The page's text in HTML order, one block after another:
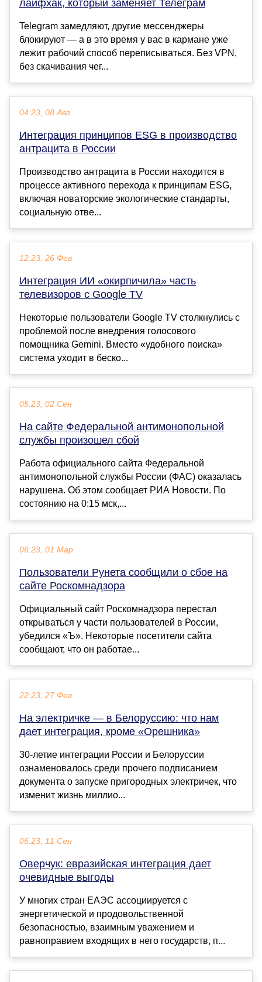
лайфхак, который заменяет Телеграм
Telegram замедляют, другие мессенджеры
блокируют — а в это время у вас в кармане уже
лежит рабочий способ переписываться. Без VPN,
без скачивания чег...
04:23, 08 Авг
Интеграция принципов ESG в производство
антрацита в России
Производство антрацита в России находится в
процессе активного перехода к принципам ESG,
включая новаторские экологические стандарты,
социальную отве...
12:23, 26 Фев
Интеграция ИИ «окирпичила» часть
телевизоров с Google TV
Некоторые пользователи Google TV столкнулись с
проблемой после внедрения голосового
помощника Gemini. Вместо «удобного поиска»
система уходит в беско...
05:23, 02 Сен
На сайте Федеральной антимонопольной
службы произошел сбой
Работа официального сайта Федеральной
антимонопольной службы России (ФАС) оказалась
нарушена. Об этом сообщает РИА Новости. По
состоянию на 0:15 мск,...
06:23, 01 Мар
Пользователи Рунета сообщили о сбое на
сайте Роскомнадзора
Официальный сайт Роскомнадзора перестал
открываться у части пользователей в России,
убедился «Ъ». Некоторые посетители сайта
сообщают, что он работае...
22:23, 27 Фев
На электричке — в Белоруссию: что нам
дает интеграция, кроме «Орешника»
30-летие интеграции России и Белоруссии
ознаменовалось среди прочего подписанием
документа о запуске пригородных электричек, что
изменит жизнь миллио...
06:23, 11 Сен
Оверчук: евразийская интеграция дает
очевидные выгоды
У многих стран ЕАЭС ассоциируется с
энергетической и продовольственной
безопасностью, взаимным уважением и
равноправием входящих в него государств, п...